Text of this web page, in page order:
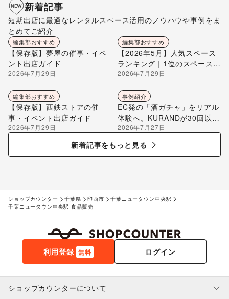
新着記事
短期出店に最適なレンタルスペース活用のノウハウや事例をま
とめてご紹介
編集部おすすめ
【保存版】夢屋の催事・イベ
ント出店ガイド
2026年7月29日
編集部おすすめ
【2026年5月】人気スペース
ランキング｜1位のスペースを
編集部が解説
2026年7月29日
編集部おすすめ
【保存版】西鉄ストアの催
事・イベント出店ガイド
2026年7月29日
事例紹介
EC発の「酒ガチャ」をリアル
体験へ。KURANDが30回以上
のポップアップ出店で届け
る“新しいお酒との出会い”
2026年7月27日
新着記事をもっと見る
ショップカウンター 千葉県 印西市
千葉ニュータウン中央駅
千葉ニュータウン中央駅 食品販売
利用登録 無料 ログイン
ショップカウンターについて